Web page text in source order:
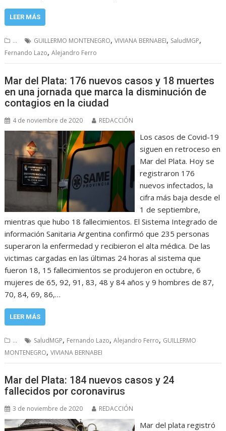
LEER MÁS
... GUILLERMO MONTENEGRO,VIVIANA BERNABEI, SaludMGP,
Fernando Lazo,Alejandro Ferro
Mar del Plata: 176 nuevos casos y 18 muertes
en una jornada que marca la disminución de
contagios en la ciudad
4 de noviembre de 2020 REDACCIÓN
Los casos de Covid-19
siguen en retroceso en
Mar del Plata. Hoy se
registraron 176
nuevos infectados, la
cifra más baja desde el
1 de septiembre,
mientras que hubo 18 fallecimientos. El Sistema Integrado de
información Sanitaria Argentina confirmó que 235 personas
superaron la enfermedad y recibieron el alta médica. De las
victimas cargadas en las últimas 24 horas al sistema que
fueron 18, 15 fallecimientos se produjeron en octubre, 6
mujeres de 65, 92, 91, 83, 48 y 84 años y 9 hombres de 87,
70, 84, 69, 86,…
LEER MÁS
... SaludMGP, Fernando Lazo,Alejandro Ferro, GUILLERMO
MONTENEGRO,VIVIANA BERNABEI
Mar del Plata: 184 nuevos casos y 24
fallecidos por coronavirus
3 de noviembre de 2020 REDACCIÓN
Mar del plata registró